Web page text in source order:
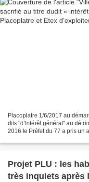
Placoplatre 1/6/2017 au
dits "d’Intérêt général" au
2016 le Préfet du 77 a pris un
Projet PLU : les
très inquiets après